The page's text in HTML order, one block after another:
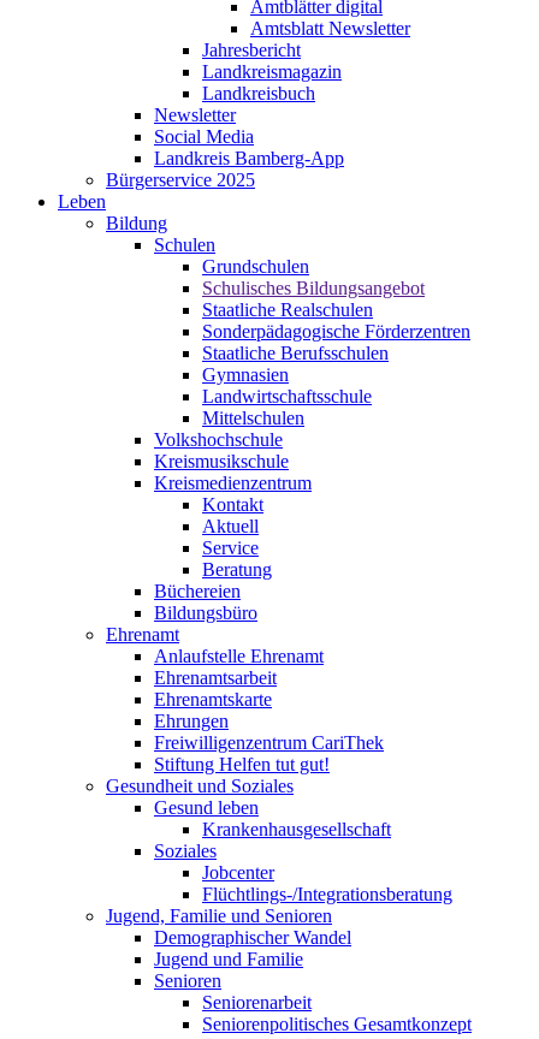
Amtblätter digital
Amtsblatt Newsletter
Jahresbericht
Landkreismagazin
Landkreisbuch
Newsletter
Social Media
Landkreis Bamberg-App
Bürgerservice 2025
Leben
Bildung
Schulen
Grundschulen
Schulisches Bildungsangebot
Staatliche Realschulen
Sonderpädagogische Förderzentren
Staatliche Berufsschulen
Gymnasien
Landwirtschaftsschule
Mittelschulen
Volkshochschule
Kreismusikschule
Kreismedienzentrum
Kontakt
Aktuell
Service
Beratung
Büchereien
Bildungsbüro
Ehrenamt
Anlaufstelle Ehrenamt
Ehrenamtsarbeit
Ehrenamtskarte
Ehrungen
Freiwilligenzentrum CariThek
Stiftung Helfen tut gut!
Gesundheit und Soziales
Gesund leben
Krankenhausgesellschaft
Soziales
Jobcenter
Flüchtlings-/Integrationsberatung
Jugend, Familie und Senioren
Demographischer Wandel
Jugend und Familie
Senioren
Seniorenarbeit
Seniorenpolitisches Gesamtkonzept